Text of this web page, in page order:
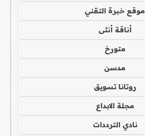
موقع خبرة التقني
أناقة أنثى
متورخ
مدسن
روتانا تسويق
مجلة الابداع
نادي الترددات